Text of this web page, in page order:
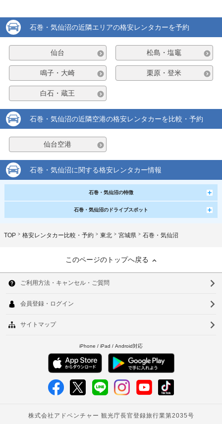
石巻・気仙沼の近隣エリアの格安レンタカーを予約
仙台 松島・塩竈
鳴子・大崎 栗原・登米
白石・蔵王
石巻・気仙沼の近隣空港の格安レンタカーを比較・予約
仙台空港
石巻・気仙沼に関する格安レンタカー情報
石巻・気仙沼の特徴
石巻・気仙沼のドライブスポット
TOP 格安レンタカー比較・予約 東北 宮城県 石巻・気仙沼
このページのトップへ戻る